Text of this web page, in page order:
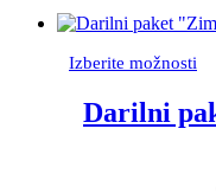
Izberite možnosti
Darilni